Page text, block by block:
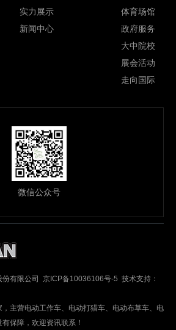
实力展示
新闻中心
体育场馆
政府服务
大中院校
展会活动
走向国际
微信公众号
份有限公司 京ICP备10036106号-5 技术支持：
主营电动工作车、电动打猎车、电动布草车、电
保障，欢迎资讯联系！